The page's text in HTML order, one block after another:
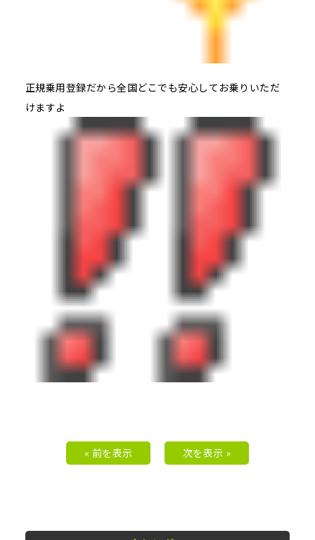
正規乗用登録だから全国どこでも安心してお乗りいただ
けますよ
« 前を表示 次を表示 »